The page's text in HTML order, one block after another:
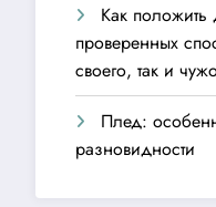
Как положить
проверенных
своего, так и
Плед:
разновидности